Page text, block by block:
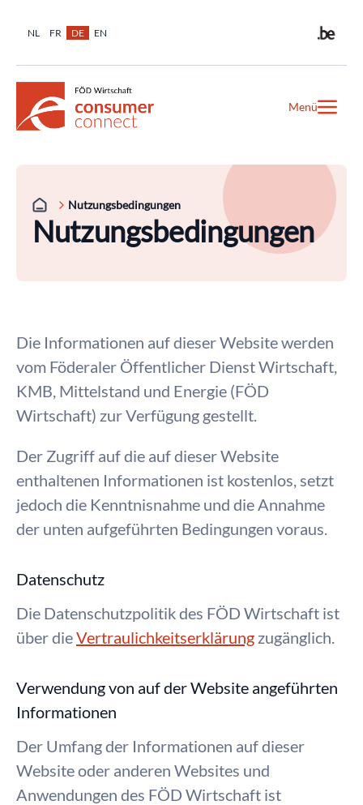
NL FR DE EN
Menü
Nutzungsbedingungen
Nutzungsbedingungen
Die Informationen auf dieser Website werden
vom Föderaler Öffentlicher Dienst Wirtschaft,
KMB, Mittelstand und Energie (FÖD
Wirtschaft) zur Verfügung gestellt.
Der Zugriff auf die auf dieser Website
enthaltenen Informationen ist kostenlos, setzt
jedoch die Kenntnisnahme und die Annahme
der unten aufgeführten Bedingungen voraus.
Datenschutz
Die Datenschutzpolitik des FÖD Wirtschaft ist
über dieVertraulichkeitserklärung zugänglich.
Verwendung von auf der Website angeführten
Informationen
Der Umfang der Informationen auf dieser
Website oder anderen Websites und
Anwendungen des FÖD Wirtschaft ist